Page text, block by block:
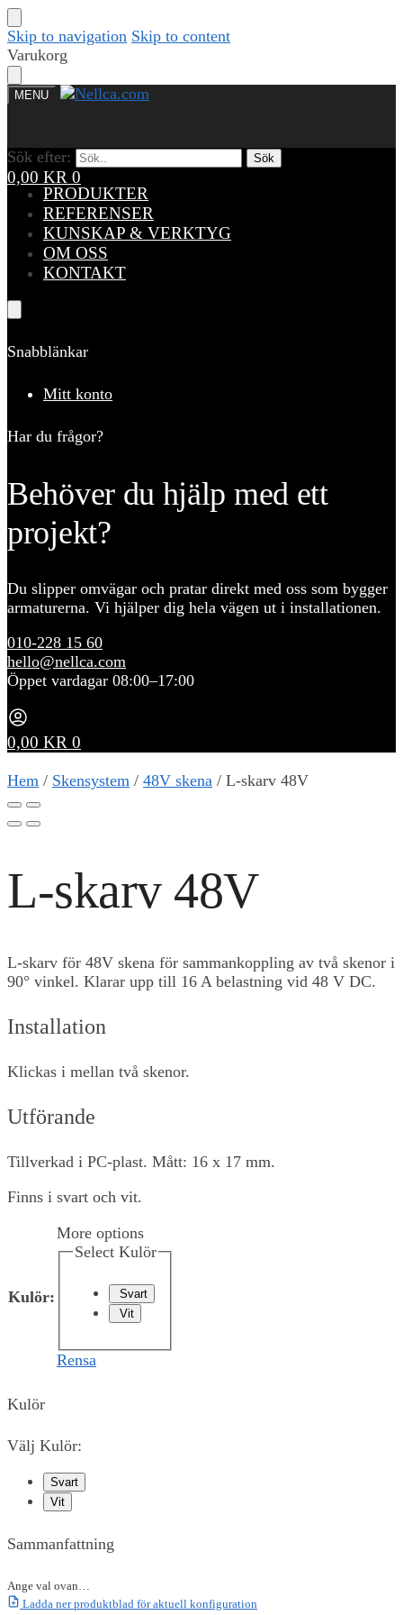
Skip to navigation Skip to content
Varukorg
MENU
Sök efter: Sök
0,00 KR 0
Sök efter: Sök
PRODUKTER
REFERENSER
KUNSKAP & VERKTYG
OM OSS
KONTAKT
Snabblänkar
Mitt konto
Har du frågor?
Behöver du hjälp med ett
projekt?
Du slipper omvägar och pratar direkt med oss som bygger
armaturerna. Vi hjälper dig hela vägen ut i installationen.
010-228 15 60
hello@nellca.com
Öppet vardagar 08:00–17:00
0,00 KR 0
Hem / Skensystem / 48V skena / L-skarv 48V
L-skarv 48V
L-skarv för 48V skena för sammankoppling av två skenor i
90° vinkel. Klarar upp till 16 A belastning vid 48 V DC.
Installation
Klickas i mellan två skenor.
Utförande
Tillverkad i PC-plast. Mått: 16 x 17 mm.
Finns i svart och vit.
Kulör:
More options
Select Kulör
Svart
Vit
Rensa
Kulör
Välj Kulör:
Svart
Vit
Sammanfattning
Ange val ovan…
Ladda ner produktblad för aktuell konfiguration